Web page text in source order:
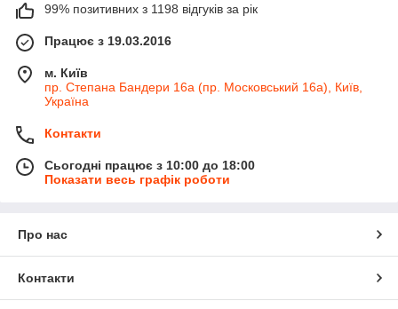
99% позитивних з 1198 відгуків за рік
Працює з 19.03.2016
м. Київ
пр. Степана Бандери 16а (пр. Московський 16а), Київ,
Україна
Контакти
Сьогодні працює з 10:00 до 18:00
Показати весь графік роботи
Про нас
Контакти